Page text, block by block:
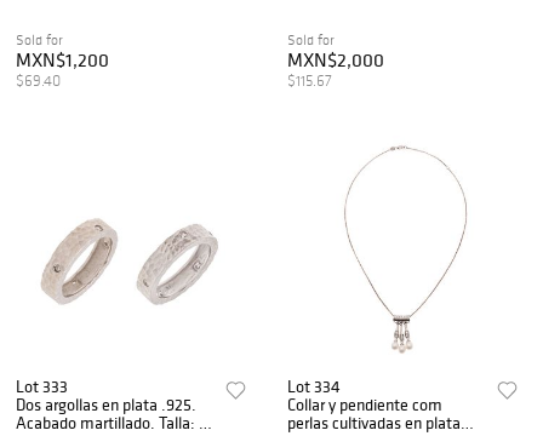
Sold for
MXN$1,200
$69.40
Sold for
MXN$2,000
$115.67
Lot 333
Dos argollas en plata .925.
Acabado martillado. Talla: 5.
Lot 334
Collar y pendiente com
perlas cultivadas en plata